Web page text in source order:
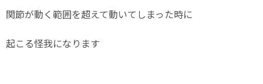
関節が動く範囲を超えて動いてしまった時に
起こる怪我になります